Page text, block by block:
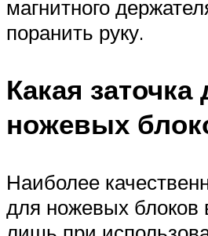
магнитного
поранить руку.
Какая заточка
ножевых
Наиболее
для ножевых блоков